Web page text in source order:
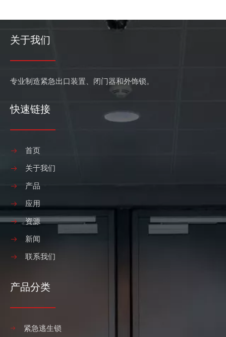
关于我们
专业制造紧急出口装置、闭门器和外饰锁。
快速链接
首页
关于我们
产品
应用
资源
新闻
联系我们
产品分类
紧急逃生锁